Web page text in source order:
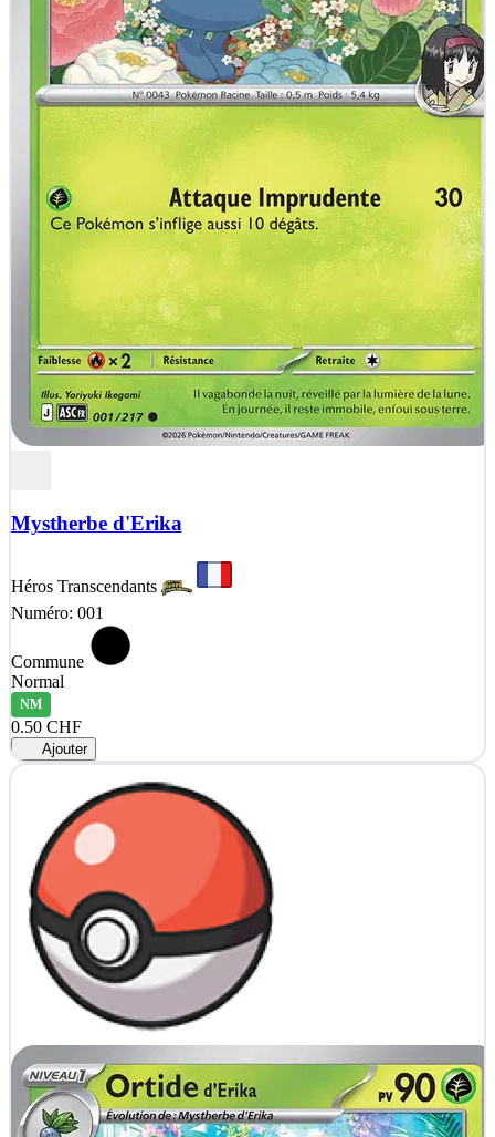
Mystherbe d'Erika
Héros Transcendants
Numéro: 001
Commune
Normal
NM
0.50 CHF
Ajouter